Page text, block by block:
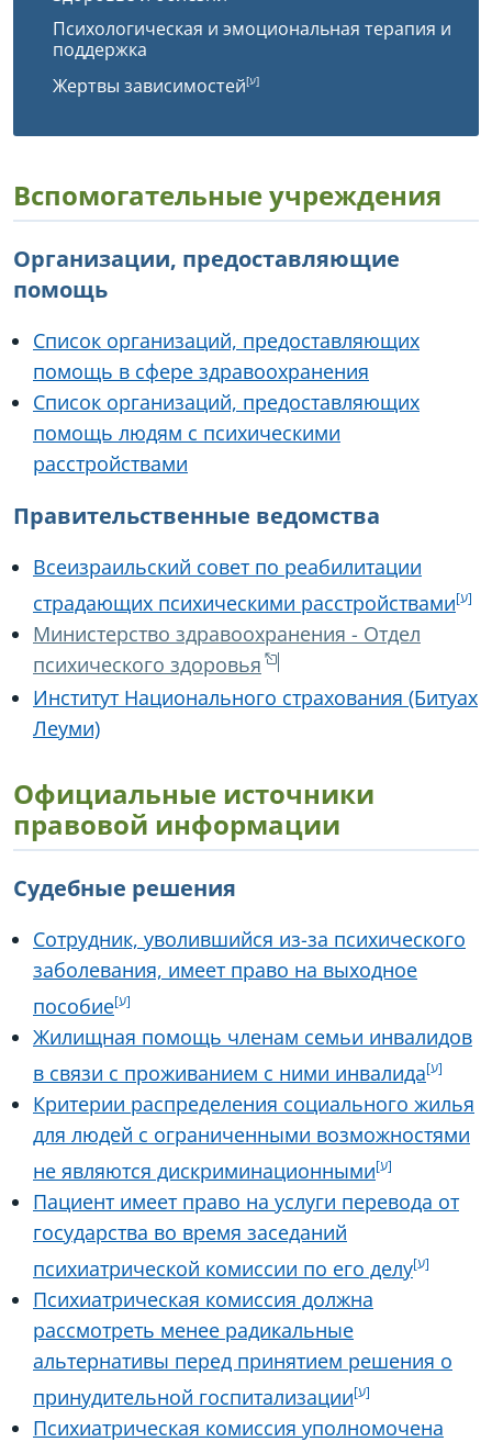
Психологическая и эмоциональная терапия и
поддержка
Жертвы зависимостей
Вспомогательные учреждения
Организации, предоставляющие
помощь
Cписок организаций, предоставляющих
помощь в сфере здравоохранения
Cписок организаций, предоставляющих
помощь людям с психическими
расстройствами
Правительственные ведомства
Всеизраильский совет по реабилитации
страдающих психическими расстройствами
Министерство здравоохранения - Отдел
психического здоровья
Институт Национального страхования (Битуах
Леуми)
Официальные источники
правовой информации
Судебные решения
Сотрудник, уволившийся из-за психического
заболевания, имеет право на выходное
пособие
Жилищная помощь членам семьи инвалидов
в связи с проживанием с ними инвалида
Критерии распределения социального жилья
для людей с ограниченными возможностями
не являются дискриминационными
Пациент имеет право на услуги перевода от
государства во время заседаний
психиатрической комиссии по его делу
Психиатрическая комиссия должна
рассмотреть менее радикальные
альтернативы перед принятием решения о
принудительной госпитализации
Психиатрическая комиссия уполномочена